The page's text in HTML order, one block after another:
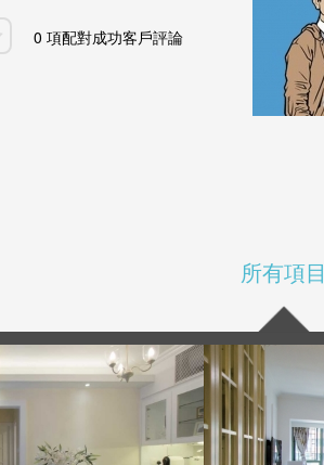
0 項配對成功客戶評論
所有項目